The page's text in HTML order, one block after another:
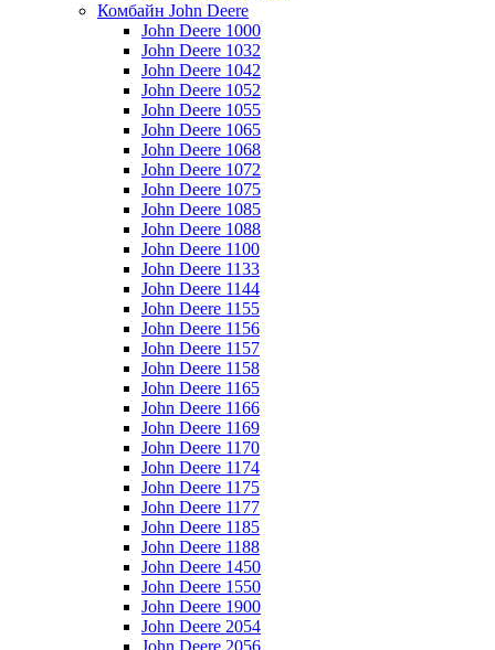
Комбайн John Deere
John Deere 1000
John Deere 1032
John Deere 1042
John Deere 1052
John Deere 1055
John Deere 1065
John Deere 1068
John Deere 1072
John Deere 1075
John Deere 1085
John Deere 1088
John Deere 1100
John Deere 1133
John Deere 1144
John Deere 1155
John Deere 1156
John Deere 1157
John Deere 1158
John Deere 1165
John Deere 1166
John Deere 1169
John Deere 1170
John Deere 1174
John Deere 1175
John Deere 1177
John Deere 1185
John Deere 1188
John Deere 1450
John Deere 1550
John Deere 1900
John Deere 2054
John Deere 2056